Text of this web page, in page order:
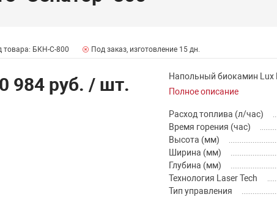
товара: БКН-С-800 Под заказ, изготовление 15 дн.
984 руб. / шт.
Напольный биокамин Lux
Полное описание
Расход топлива (л/час)
Время горения (час)
Высота (мм)
Ширина (мм)
Глубина (мм)
Технология Laser Tech
Тип управления